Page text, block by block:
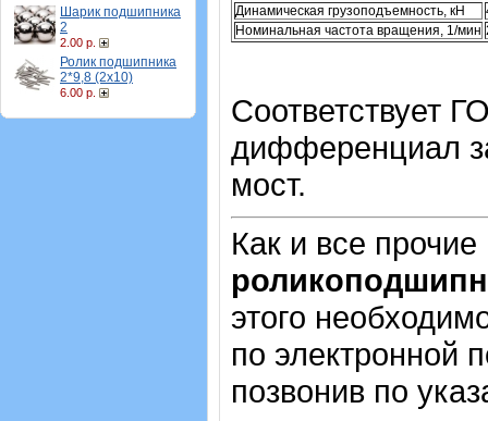
Шарик подшипника
2
2.00 р.
Ролик подшипника
2*9,8 (2х10)
6.00 р.
Динамическая грузоподъемность, кН
Номинальная частота вращения, 1/мин
Соответствует
дифференциал
мост.
Как и все
этого
по электронной
позвонив по